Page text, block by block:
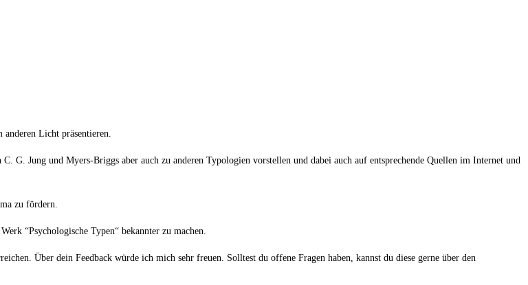
anderen Licht präsentieren.
G. Jung und Myers-Briggs aber auch zu anderen Typologien vorstellen und dabei auch auf entsprechende Quellen im Internet und
zu fördern.
“Psychologische Typen“ bekannter zu machen.
Über dein Feedback würde ich mich sehr freuen. Solltest du offene Fragen haben, kannst du diese gerne über den